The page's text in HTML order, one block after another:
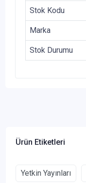
Stok Kodu
Marka
Stok Durumu
Ürün Etiketleri
Yetkin Yayınları